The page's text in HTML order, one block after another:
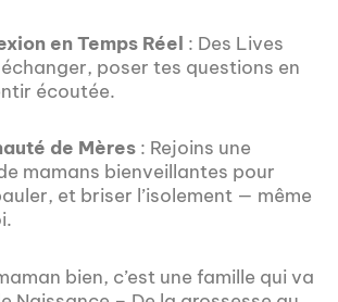
en Temps Réel : Des Lives
poser tes questions en
écoutée.
de Mères : Rejoins une
mamans bienveillantes pour
et briser l’isolement — même
bien, c’est une famille qui va